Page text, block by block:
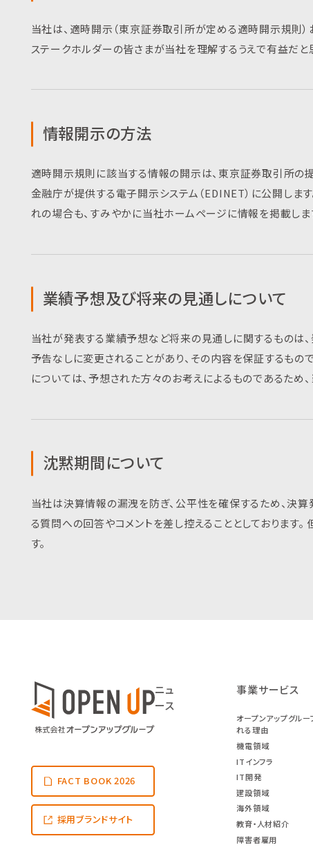
当社は、適時開示（東京証券取引所が定める適時開示規則
ステークホルダーの皆さまが当社を理解するうえで有益だと
情報開示の方法
適時開示規則に該当する情報の開示は、東京証券取引所の
金融庁が提供する電子開示システム（EDINET）に公開しま
れの場合も、すみやかに当社ホームページに情報を掲載しま
業績予想及び将来の見通しについて
当社が発表する業績予想など将来の見通しに関するものは
予告なしに変更されることがあり、その内容を保証するもの
については、予想された方々のお考えによるものであるため
沈黙期間について
当社は決算情報の漏洩を防ぎ、公平性を確保するため、決
る質問への回答やコメントを差し控えることとしております
す。
FACT BOOK 2026
採用ブランドサイト
ニュ
ース
事業サービス
オープンアップグル
れる理由
機電領域
ITインフラ
IT開発
建設領域
海外領域
教育・人材紹介
障害者雇用